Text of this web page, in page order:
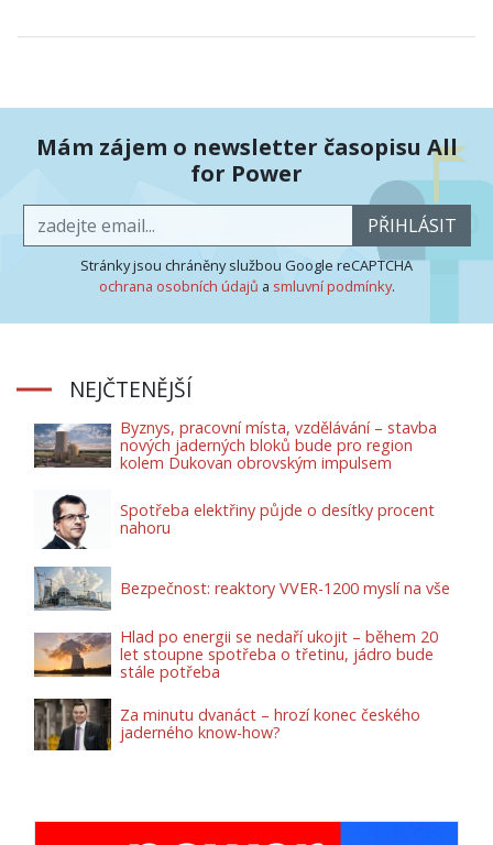
Mám zájem o newsletter časopisu All
for Power
PŘIHLÁSIT
Stránky jsou chráněny službou Google reCAPTCHA
ochrana osobních údajů a smluvní podmínky.
NEJČTENĚJŠÍ
Byznys, pracovní místa, vzdělávání – stavba
nových jaderných bloků bude pro region
kolem Dukovan obrovským impulsem
Spotřeba elektřiny půjde o desítky procent
nahoru
Bezpečnost: reaktory VVER-1200 myslí na vše
Hlad po energii se nedaří ukojit – během 20
let stoupne spotřeba o třetinu, jádro bude
stále potřeba
Za minutu dvanáct – hrozí konec českého
jaderného know-how?